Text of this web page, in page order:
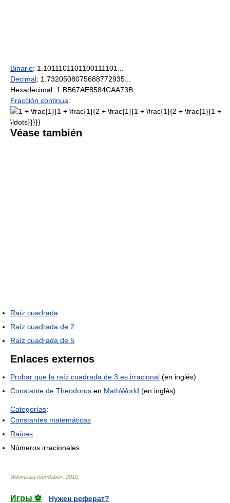
Binario: 1.1011101101100111101...
Decimal: 1.7320508075688772935...
Hexadecimal: 1.BB67AE8584CAA73B...
Fracción continua:
Véase también
Raíz cuadrada
Raíz cuadrada de 2
Raíz cuadrada de 5
Enlaces externos
Probar que la raíz cuadrada de 3 es irracional (en inglés)
Constante de Theodorus en MathWorld (en inglés)
Categorías:
Constantes matemáticas
Raíces
Números irracionales
Wikimedia foundation 2010
Игры ⚽ Нужен реферат?